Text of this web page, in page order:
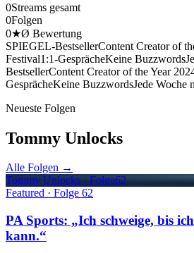
0Streams gesamt
0Folgen
0★Ø Bewertung
SPIEGEL-BestsellerContent Creator of
Festival1:1-GesprächeKeine Buzzwords
BestsellerContent Creator of the Year
GesprächeKeine BuzzwordsJede Woche
Neueste Folgen
Tommy Unlocks
Alle Folgen →
Tommy Unlocks · Folge62
Featured · Folge 62
PA Sports: „Ich schweige, bis
kann.“